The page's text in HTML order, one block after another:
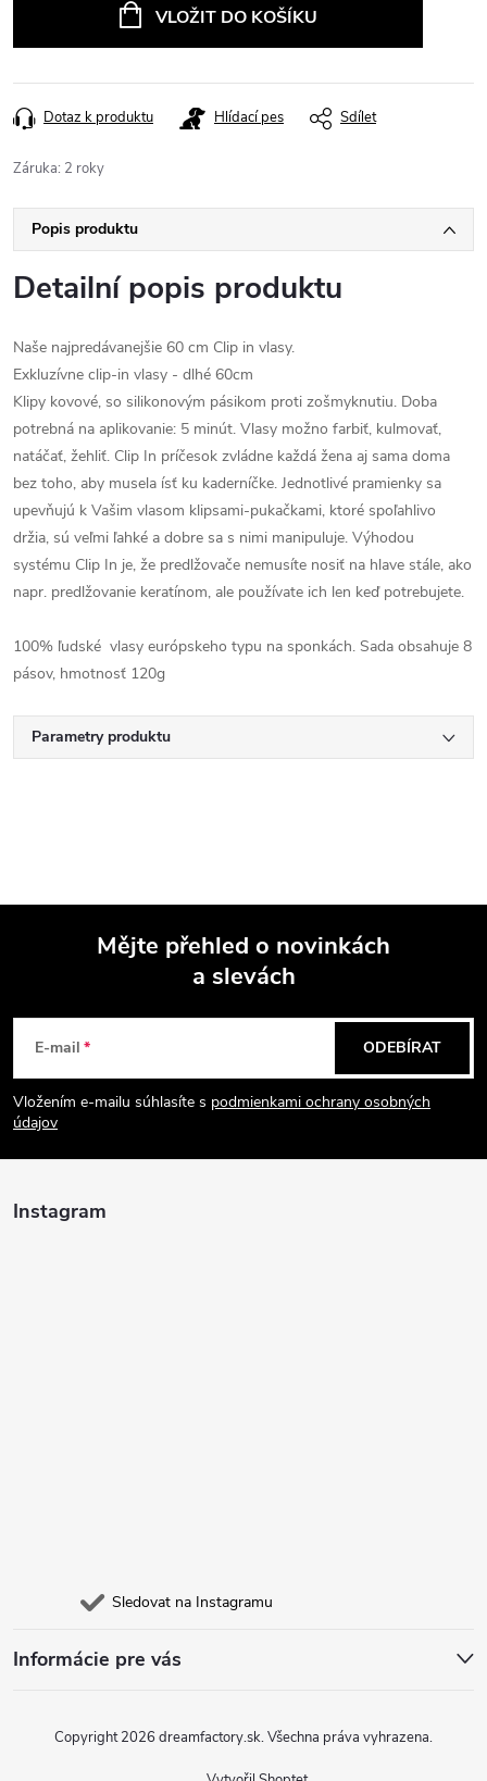
VLOŽIT DO KOŠÍKU
Dotaz k produktu Hlídací pes Sdílet
Záruka: 2 roky
Popis produktu
Detailní popis produktu
Naše najpredávanejšie 60 cm Clip in vlasy.
Exkluzívne clip-in vlasy - dlhé 60cm
Klipy kovové, so silikonovým pásikom proti zošmyknutiu. Doba
potrebná na aplikovanie: 5 minút. Vlasy možno farbiť, kulmovať,
natáčať, žehliť. Clip In príčesok zvládne každá žena aj sama doma
bez toho, aby musela ísť ku kaderníčke. Jednotlivé pramienky sa
upevňujú k Vašim vlasom klipsami-pukačkami, ktoré spoľahlivo
držia, sú veľmi ľahké a dobre sa s nimi manipuluje. Výhodou
systému Clip In je, že predlžovače nemusíte nosiť na hlave stále, ako
napr. predlžovanie keratínom, ale používate ich len keď potrebujete.
100% ľudské vlasy európskeho typu na sponkách. Sada obsahuje 8
pásov, hmotnosť 120g
Parametry produktu
p
a
Mějte přehled o novinkách
a slevách
E-mail
Vložením e-mailu súhlasíte s podmienkami ochrany osobných
údajov
ODEBÍRAT
Instagram
Sledovat na Instagramu
Informácie pre vás
Copyright 2026 dreamfactory.sk. Všechna práva vyhrazena.